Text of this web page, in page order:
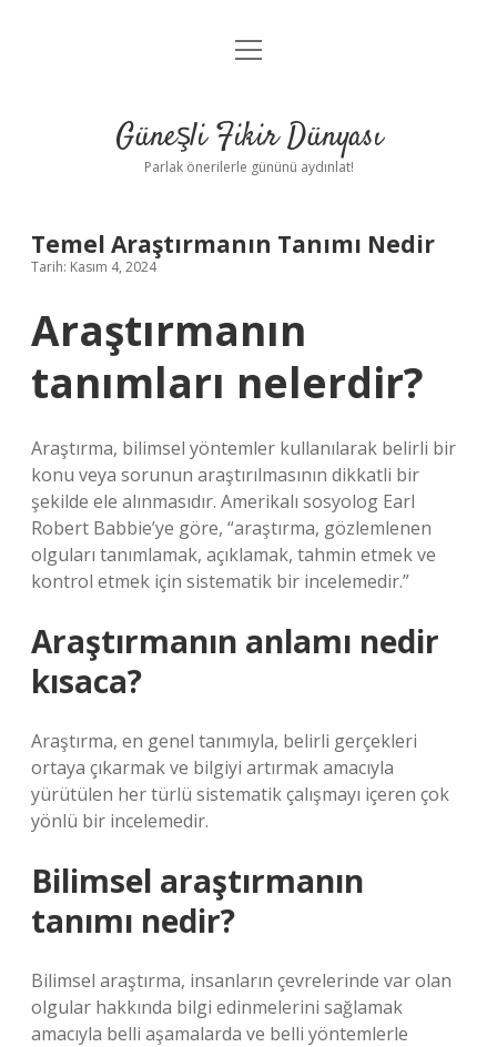
Anasayfa
Yasal Uyarı
menüyü
Güneşli Fikir Dünyası
Parlak önerilerle gününü aydınlat!
Temel Araştırmanın Tanımı Nedir
Tarih: Kasım 4, 2024
Araştırmanın
tanımları nelerdir?
Araştırma, bilimsel yöntemler kullanılarak belirli bir
konu veya sorunun araştırılmasının dikkatli bir
şekilde ele alınmasıdır. Amerikalı sosyolog Earl
Robert Babbie’ye göre, “araştırma, gözlemlenen
olguları tanımlamak, açıklamak, tahmin etmek ve
kontrol etmek için sistematik bir incelemedir.”
Araştırmanın anlamı nedir
kısaca?
Araştırma, en genel tanımıyla, belirli gerçekleri
ortaya çıkarmak ve bilgiyi artırmak amacıyla
yürütülen her türlü sistematik çalışmayı içeren çok
yönlü bir incelemedir.
Bilimsel araştırmanın
tanımı nedir?
Bilimsel araştırma, insanların çevrelerinde var olan
olgular hakkında bilgi edinmelerini sağlamak
amacıyla belli aşamalarda ve belli yöntemlerle